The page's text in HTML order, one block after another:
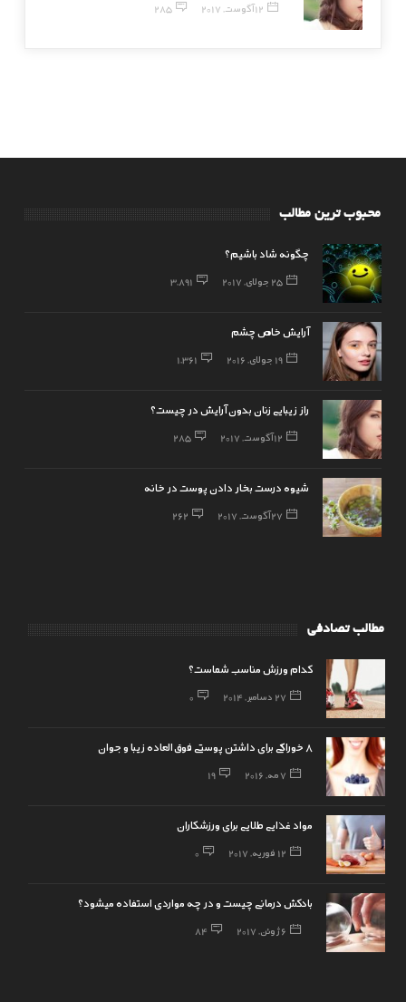
12 آگوست, 2017 285
محبوب ترین مطالب
چگونه شاد باشیم؟
25 جولای, 2017 3,891
آرایش خاص چشم
19 جولای, 2016 1,361
راز زیبایی زنان بدون آرایش در چیست؟
12 آگوست, 2017 285
شیوه درست بخار دادن پوست در خانه
27 آگوست, 2017 262
مطالب تصادفی
کدام ورزش مناسب شماست؟
27 دسامبر, 2014 0
8 خوراکی برای داشتن پوستی فوق‌العاده زیبا و جوان
7 مه, 2016 19
مواد غذایی طلایی برای ورزشکاران
12 فوریه, 2017 0
بادکش درمانی چیست و در چه مواردی استفاده میشود؟
6 ژوئن, 2017 84